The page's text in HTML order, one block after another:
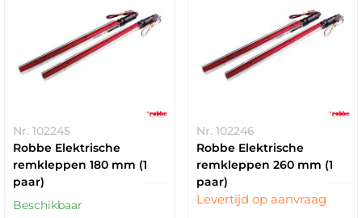
Nr. 102245
Robbe Elektrische
remkleppen 180 mm (1
paar)
Beschikbaar
Nr. 102246
Robbe Elektrische
remkleppen 260 mm (1
paar)
Levertijd op aanvraag